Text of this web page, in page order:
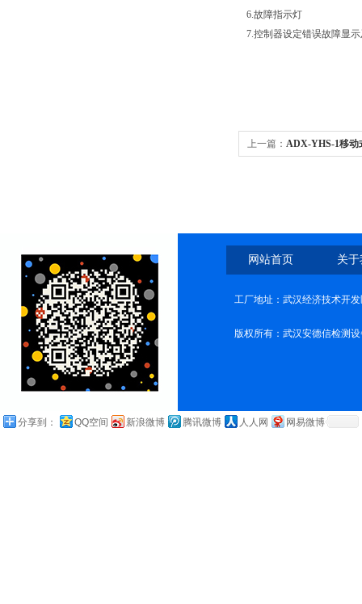
6.故障指示灯
7.控制器设定错误故障显
上一篇： ADX-YHS-1移动
网站首页 关
工厂地址：武汉经济技术开
版权所有：武汉安德信检测
分享到： QQ空间 新浪微博 腾讯微博 人人网 网易微博